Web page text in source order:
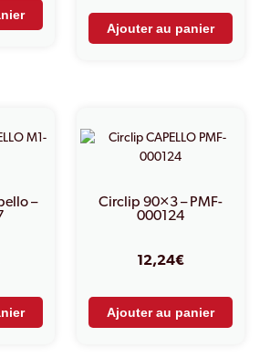
Ajouter au panier
–
Circlip 90×3 – PMF-
000124
12,24€
Ajouter au panier